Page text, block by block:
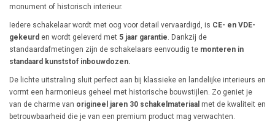
monument of historisch interieur.
Iedere schakelaar wordt met oog voor detail vervaardigd, is CE- en VDE-
gekeurd en wordt geleverd met 5 jaar garantie. Dankzij de
standaardafmetingen zijn de schakelaars eenvoudig te monteren in
standaard kunststof inbouwdozen.
De lichte uitstraling sluit perfect aan bij klassieke en landelijke interieurs en
vormt een harmonieus geheel met historische bouwstijlen. Zo geniet je
van de charme van origineel jaren 30 schakelmateriaal met de kwaliteit en
betrouwbaarheid die je van een premium product mag verwachten.